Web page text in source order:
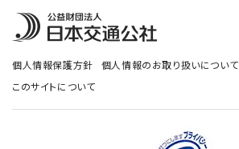
個人情報保護方針 個人情報のお取り扱いについて
このサイトについて